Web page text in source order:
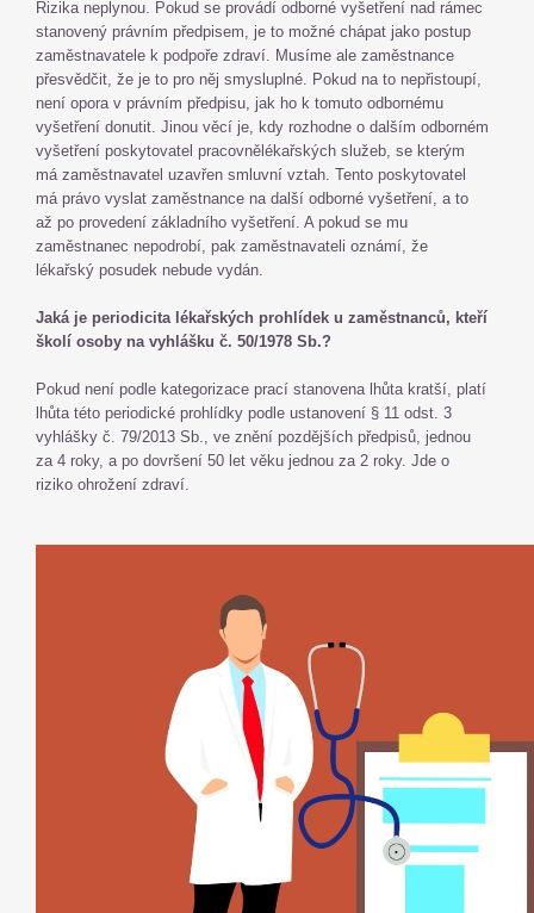
Rizika neplynou. Pokud se provádí odborné vyšetření nad rámec
stanovený právním předpisem, je to možné chápat jako postup
zaměstnavatele k podpoře zdraví. Musíme ale zaměstnance
přesvědčit, že je to pro něj smysluplné. Pokud na to nepřistoupí,
není opora v právním předpisu, jak ho k tomuto odbornému
vyšetření donutit. Jinou věcí je, kdy rozhodne o dalším odborném
vyšetření poskytovatel pracovnělékařských služeb, se kterým
má zaměstnavatel uzavřen smluvní vztah. Tento poskytovatel
má právo vyslat zaměstnance na další odborné vyšetření, a to
až po provedení základního vyšetření. A pokud se mu
zaměstnanec nepodrobí, pak zaměstnavateli oznámí, že
lékařský posudek nebude vydán.
Jaká je periodicita lékařských prohlídek u zaměstnanců, kteří
školí osoby na vyhlášku č. 50/1978 Sb.?
Pokud není podle kategorizace prací stanovena lhůta kratší, platí
lhůta této periodické prohlídky podle ustanovení § 11 odst. 3
vyhlášky č. 79/2013 Sb., ve znění pozdějších předpisů, jednou
za 4 roky, a po dovršení 50 let věku jednou za 2 roky. Jde o
riziko ohrožení zdraví.